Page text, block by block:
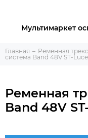
Мультимаркет
Главная Ременная
система Band 48V ST-Luce
Ременная
Band 48V